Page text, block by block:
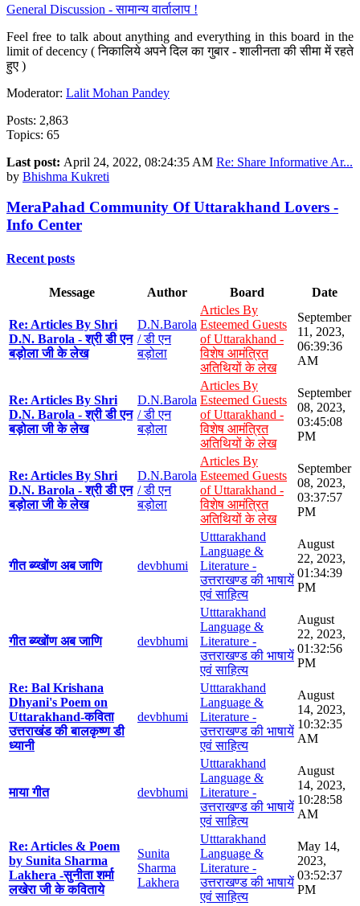
General Discussion - सामान्य वार्तालाप !
Feel free to talk about anything and everything in this board in the
limit of decency ( निकालिये अपने दिल का गुबार - शालीनता की सीमा में रहते
हुए )
Moderator: Lalit Mohan Pandey
Posts: 2,863
Topics: 65
Last post: April 24, 2022, 08:24:35 AM Re: Share Informative Ar...
by Bhishma Kukreti
MeraPahad Community Of Uttarakhand Lovers -
Info Center
Recent posts
Message Author Board Date
Re: Articles By Shri
D.N. Barola - श्री डी एन
बड़ोला जी के लेख
D.N.Barola
/ डी एन
बड़ोला
Articles By
Esteemed Guests
of Uttarakhand -
विशेष आमंत्रित
अतिथियों के लेख
September
11, 2023,
06:39:36
AM
Re: Articles By Shri
D.N. Barola - श्री डी एन
बड़ोला जी के लेख
D.N.Barola
/ डी एन
बड़ोला
Articles By
Esteemed Guests
of Uttarakhand -
विशेष आमंत्रित
अतिथियों के लेख
September
08, 2023,
03:45:08
PM
Re: Articles By Shri
D.N. Barola - श्री डी एन
बड़ोला जी के लेख
D.N.Barola
/ डी एन
बड़ोला
Articles By
Esteemed Guests
of Uttarakhand -
विशेष आमंत्रित
अतिथियों के लेख
September
08, 2023,
03:37:57
PM
गीत ब्य्खोंण अब जाणि devbhumi
Utttarakhand
Language &
Literature -
उत्तराखण्ड की भाषायें
एवं साहित्य
August
22, 2023,
01:34:39
PM
गीत ब्य्खोंण अब जाणि devbhumi
Utttarakhand
Language &
Literature -
उत्तराखण्ड की भाषायें
एवं साहित्य
August
22, 2023,
01:32:56
PM
Re: Bal Krishana
Dhyani's Poem on
Uttarakhand-कविता
उत्तराखंड की बालकृष्ण डी
ध्यानी
devbhumi
Utttarakhand
Language &
Literature -
उत्तराखण्ड की भाषायें
एवं साहित्य
August
14, 2023,
10:32:35
AM
माया गीत devbhumi
Utttarakhand
Language &
Literature -
उत्तराखण्ड की भाषायें
एवं साहित्य
August
14, 2023,
10:28:58
AM
Re: Articles & Poem
by Sunita Sharma
Lakhera -सुनीता शर्मा
लखेरा जी के कविताये
Sunita
Sharma
Lakhera
Utttarakhand
Language &
Literature -
उत्तराखण्ड की भाषायें
एवं साहित्य
May 14,
2023,
03:52:37
PM